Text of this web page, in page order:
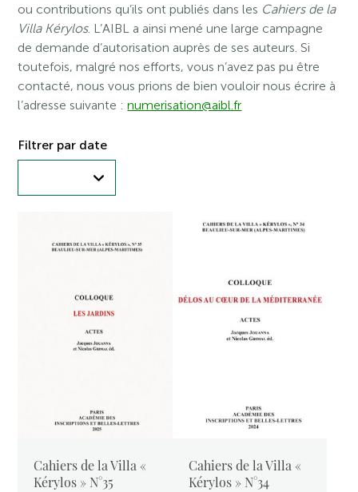
ou contributions qu’ils ont publiés dans les Cahiers de la
Villa Kérylos. L’AIBL a ainsi mené une large campagne
de demande d’autorisation auprès de ses auteurs. Si
toutefois, malgré nos efforts, vous n’avez pas pu être
contacté, nous vous prions de bien vouloir nous écrire à
l’adresse suivante :numerisation@aibl.fr
Filtrer par date
Cahiers de la Villa «
Kérylos » N°35
Cahiers de la Villa «
Kérylos » N°34